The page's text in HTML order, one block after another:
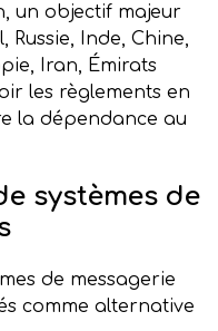
un objectif majeur
Russie, Inde, Chine,
Iran, Émirats
les règlements en
la dépendance au
systèmes de
de messagerie
comme alternative